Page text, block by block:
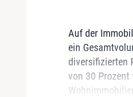
Auf der
ein
diversifizierten
von 30